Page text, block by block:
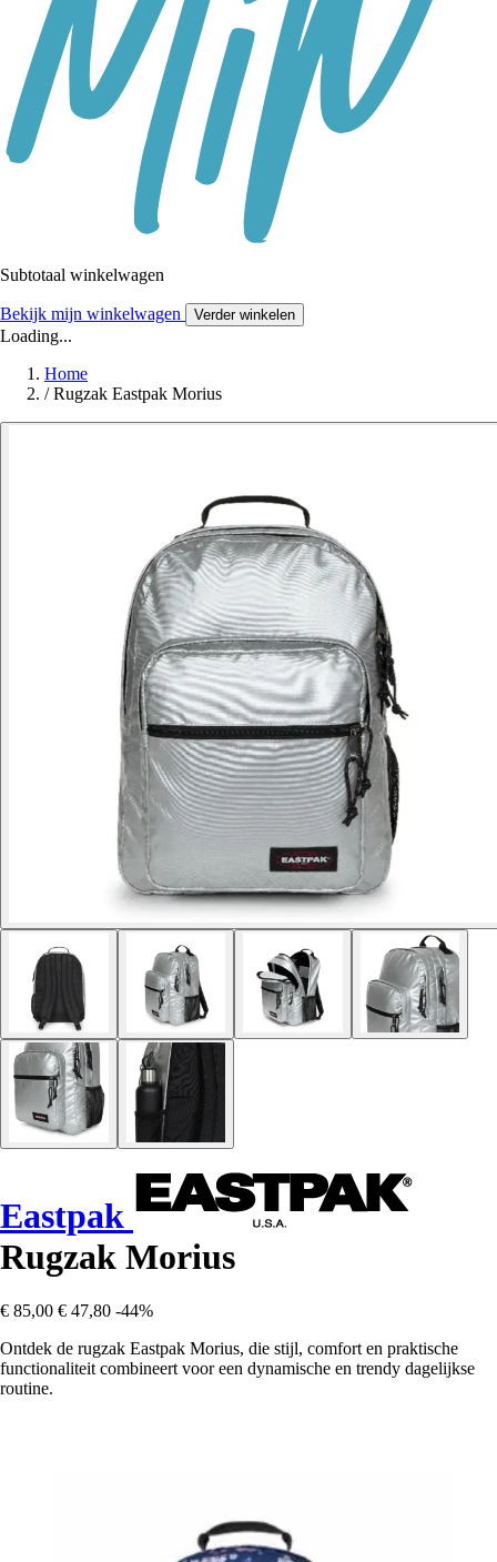
Subtotaal winkelwagen
Bekijk mijn winkelwagen Verder winkelen
Loading...
Home
/ Rugzak Eastpak Morius
Eastpak
Rugzak Morius
€ 85,00 € 47,80 -44%
Ontdek de rugzak Eastpak Morius, die stijl, comfort en praktische
functionaliteit combineert voor een dynamische en trendy dagelijkse
routine.